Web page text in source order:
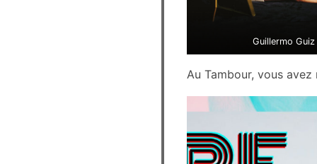
Guillermo Guiz
Au Tambour, vous